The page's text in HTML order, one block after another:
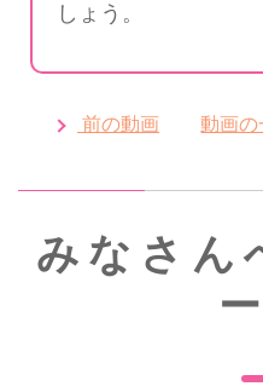
しょう。
前の動画 動画の
みなさん